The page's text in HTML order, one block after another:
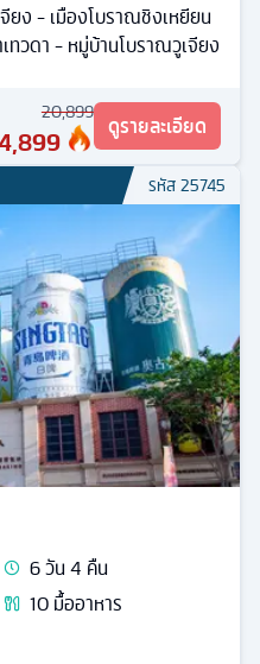
ยง - เมืองโบราณชิงเหยียน
ทวดา - หมู่บ้านโบราณวูเจียง
20,899 ดูรายละเอียด
รหัส25745
6วัน4 คืน
10มื้ออาหาร